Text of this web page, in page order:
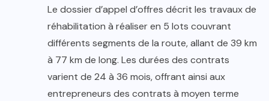
Le dossier d’appel d’offres décrit les travaux de
réhabilitation à réaliser en 5 lots couvrant
différents segments de la route, allant de 39 km
à 77 km de long. Les durées des contrats
varient de 24 à 36 mois, offrant ainsi aux
entrepreneurs des contrats à moyen terme